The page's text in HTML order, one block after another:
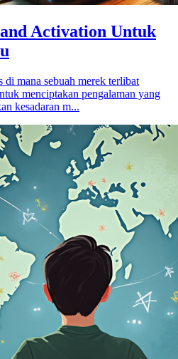
Activation Untuk
di mana sebuah merek terlibat
menciptakan pengalaman yang
kesadaran m...